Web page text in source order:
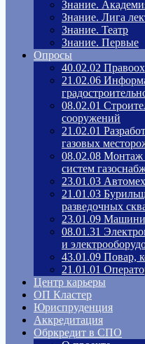
Знание.
Знание. Лига
Знание. Театр
Знание. Первые
Опросы
40.02.02
21.02.06
08.02.01
сооружений
21.02.01
газовых
08.02.08 Монтаж
систем
23.01.03
21.01.03
разведочных
23.01.09
08.01.31
и
43.01.09 Повар,
21.01.01
Центр карьеры
ОП Кластер
Юриспруденция
Аккредитация
Обркредит в СПО